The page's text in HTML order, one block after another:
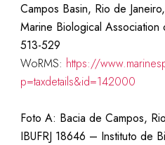
Campos Basin, Rio de
Marine Biological
513-529
WoRMS: https://
p=taxdetails&id=142000
Foto A: Bacia de Campos,
IBUFRJ 18646 – Instituto de